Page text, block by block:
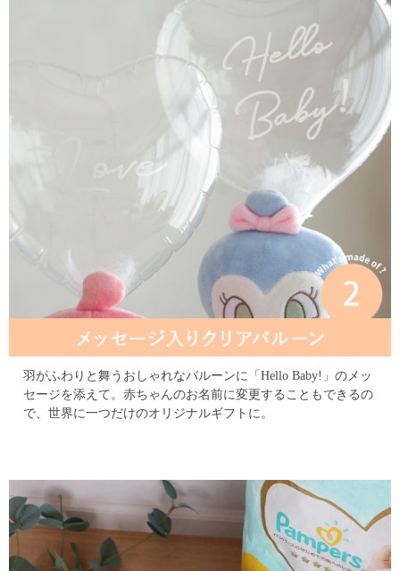
羽がふわりと舞うおしゃれなバルーンに「Hello Baby!」のメッ
セージを添えて。 赤ちゃんのお名前に変更することもできるの
で、 世界に一つだけのオリジナルギフトに。